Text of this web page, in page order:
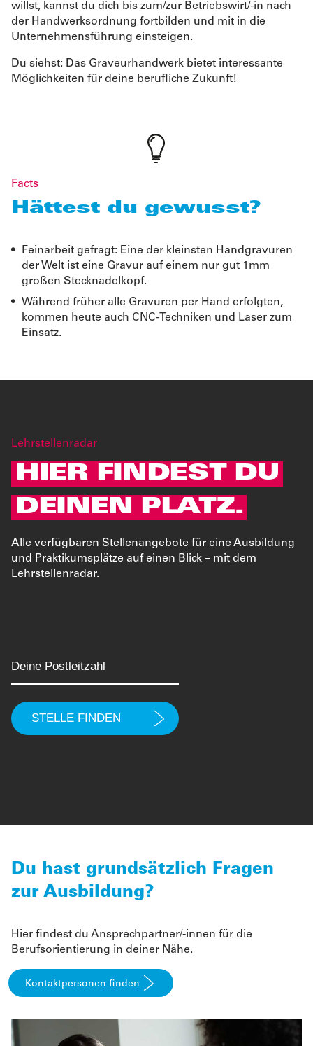
willst, kannst du dich bis zum/zur Betriebswirt/-in nach
der Handwerksordnung fortbilden und mit in die
Unternehmensführung einsteigen.
Du siehst: Das Graveurhandwerk bietet interessante
Möglichkeiten für deine berufliche Zukunft!
Facts
Hättest du gewusst?
Feinarbeit gefragt: Eine der kleinsten Handgravuren
der Welt ist eine Gravur auf einem nur gut 1mm
großen Stecknadelkopf.
Während früher alle Gravuren per Hand erfolgten,
kommen heute auch CNC-Techniken und Laser zum
Einsatz.
Lehrstellenradar
HIER FINDEST DU
DEINEN PLATZ.
Alle verfügbaren Stellenangebote für eine Ausbildung
und Praktikumsplätze auf einen Blick – mit dem
Lehrstellenradar.
Du hast grundsätzlich Fragen
zur Ausbildung?
Hier findest du Ansprechpartner/-innen für die
Berufsorientierung in deiner Nähe.
Kontaktpersonen finden